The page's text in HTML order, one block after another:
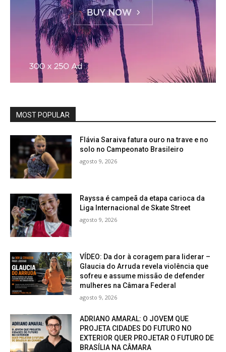
MOST POPULAR
Flávia Saraiva fatura ouro na trave e no
solo no Campeonato Brasileiro
agosto 9, 2026
Rayssa é campeã da etapa carioca da
Liga Internacional de Skate Street
agosto 9, 2026
VÍDEO: Da dor à coragem para liderar –
Glaucia do Arruda revela violência que
sofreu e assume missão de defender
mulheres na Câmara Federal
agosto 9, 2026
ADRIANO AMARAL: O JOVEM QUE
PROJETA CIDADES DO FUTURO NO
EXTERIOR QUER PROJETAR O FUTURO DE
BRASÍLIA NA CÂMARA